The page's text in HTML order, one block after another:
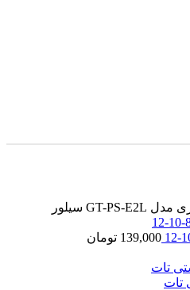
139,000 تومان